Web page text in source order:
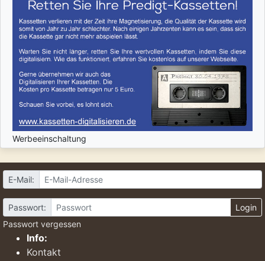
Werbeeinschaltung
E-Mail:
Passwort:
Login
Passwort vergessen
Info:
Kontakt